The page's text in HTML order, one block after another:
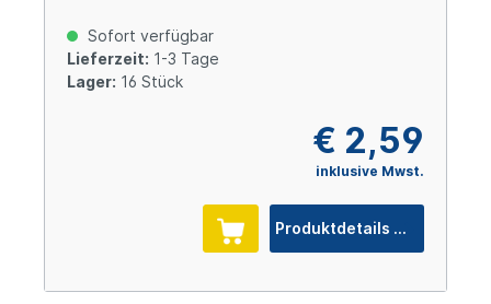
Sofort verfügbar
Lieferzeit: 1-3 Tage
Lager: 16 Stück
€ 2,59
inklusive Mwst.
Produktdetails